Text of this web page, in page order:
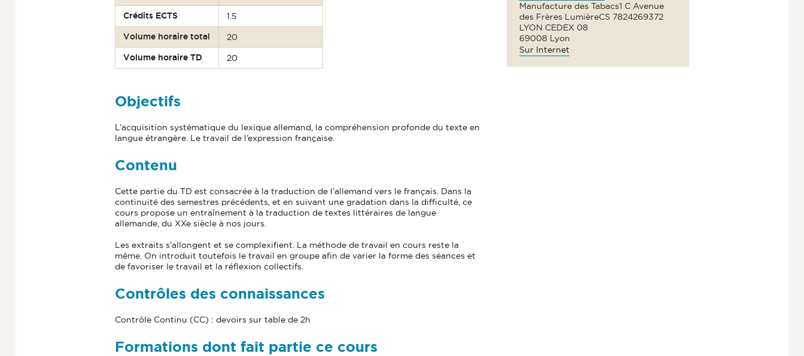
Crédits ECTS 1.5
Volume horaire total 20
Volume horaire TD 20
Objectifs
L’acquisition systématique du lexique allemand, la compréhension profonde du texte en
langue étrangère. Le travail de l’expression française.
Contenu
Cette partie du TD est consacrée à la traduction de l’allemand vers le français. Dans la
continuité des semestres précédents, et en suivant une gradation dans la difficulté, ce
cours propose un entraînement à la traduction de textes littéraires de langue
allemande, du XXe siècle à nos jours.
Les extraits s’allongent et se complexifient. La méthode de travail en cours reste la
même. On introduit toutefois le travail en groupe afin de varier la forme des séances et
de favoriser le travail et la réflexion collectifs.
Contrôles des connaissances
Contrôle Continu (CC) : devoirs sur table de 2h
Formations dont fait partie ce cours
Manufacture des Tabacs1 C Avenue
des Frères LumièreCS 7824269372
LYON CEDEX 08
69008 Lyon
Sur Internet